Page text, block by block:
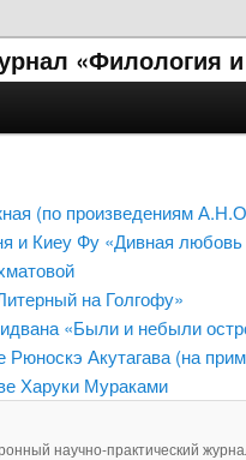
«Филология
(по произведениям
Киеу Фу «Дивная любовь
на Голгофу»
«Были и небыли
Акутагава (на
Харуки Мураками
научно-практический